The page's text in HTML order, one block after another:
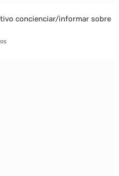
concienciar/informar sobre